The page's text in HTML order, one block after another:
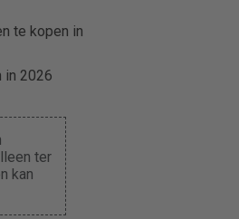
te kopen in
in 2026
ter
kan